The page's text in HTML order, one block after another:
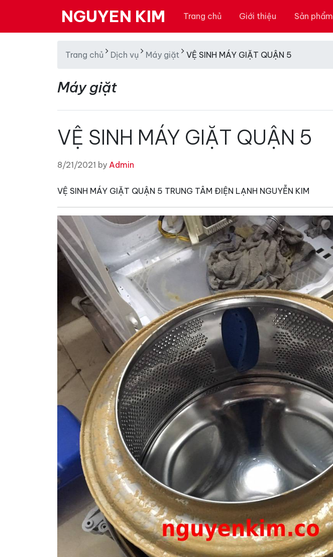
NGUYEN KIM Trang chủ Giới thiệu Sản phẩm
Trang chủ Dịch vụ Máy giặt VỆ SINH MÁY GIẶT QUẬN 5
Máy giặt
VỆ SINH MÁY GIẶT QUẬN 5
8/21/2021 by Admin
VỆ SINH MÁY GIẶT QUẬN 5 TRUNG TÂM ĐIỆN LẠNH NGUYỄN KIM